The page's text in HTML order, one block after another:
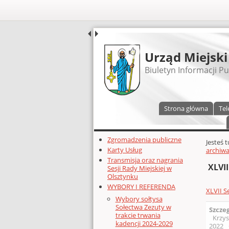
UDOSTĘPNIJ
Urząd
Biuletyn Informacji
Strona główna
Dodatkowe zasoby (lewa
Zgromadzenia publiczne
Karty Usług
Transmisja oraz nagrania
Sesji Rady Miejskiej w
Olsztynku
WYBORY I REFERENDA
Wybory sołtysa
Sołectwa Zezuty w
trakcie trwania
kadencji 2024-2029
Jesteś
XLVII
2022